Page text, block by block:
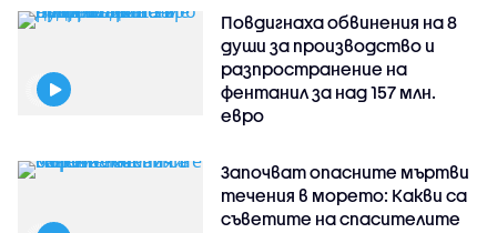
Повдигнаха обвинения на 8
души за производство и
разпространение на
фентанил за над 157 млн.
евро
Започват опасните мъртви
течения в морето: Какви са
съветите на спасителите